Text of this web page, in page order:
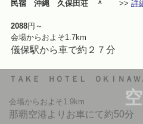
民宿 沖縄 久保田荘 ＾ >> 詳
2088円～
会場からおよそ1.7km
儀保駅から車で約２７分
ＴＡＫＥ ＨＯＴＥＬ ＯＫＩＮＡＷ
会場からおよそ1.9km
那覇空港よりお車にて約50分